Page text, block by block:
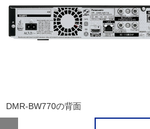
DMR-BW770の背面